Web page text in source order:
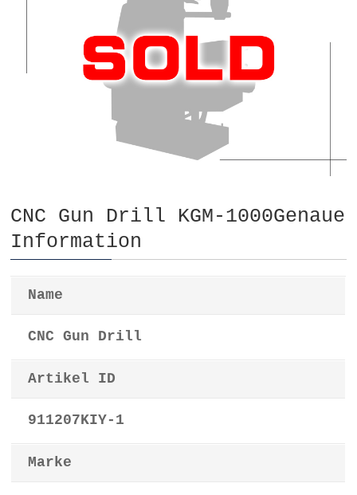
CNC Gun Drill KGM-1000Genaue
Information
Name
CNC Gun Drill
Artikel ID
911207KIY-1
Marke